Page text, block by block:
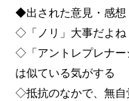
◆出された意見・感想
◇「ノリ」大事だよね
◇「アントレプレナー
は似ている気がする
◇抵抗のなかで、無自